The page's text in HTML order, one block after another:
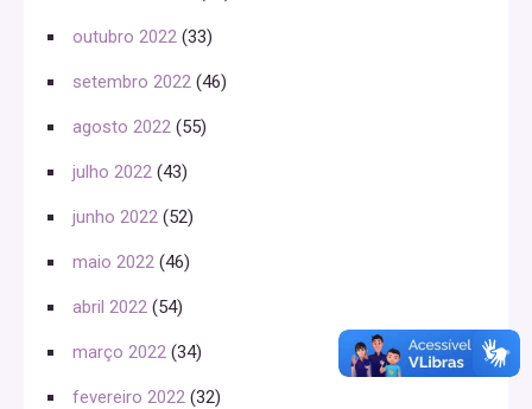
outubro 2022 (33)
setembro 2022 (46)
agosto 2022 (55)
julho 2022 (43)
junho 2022 (52)
maio 2022 (46)
abril 2022 (54)
março 2022 (34)
fevereiro 2022 (32)